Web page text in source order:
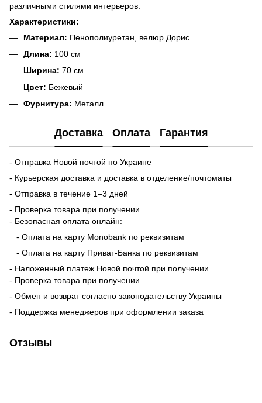
различными стилями интерьеров.
Характеристики:
Материал: Пенополиуретан, велюр Дорис
Длина: 100 см
Ширина: 70 см
Цвет: Бежевый
Фурнитура: Металл
Доставка Оплата Гарантия
- Отправка Новой почтой по Украине
- Курьерская доставка и доставка в отделение/почтоматы
- Отправка в течение 1–3 дней
- Проверка товара при получении
- Безопасная оплата онлайн:
- Оплата на карту Monobank по реквизитам
- Оплата на карту Приват-Банка по реквизитам
- Наложенный платеж Новой почтой при получении
- Проверка товара при получении
- Обмен и возврат согласно законодательству Украины
- Поддержка менеджеров при оформлении заказа
Отзывы